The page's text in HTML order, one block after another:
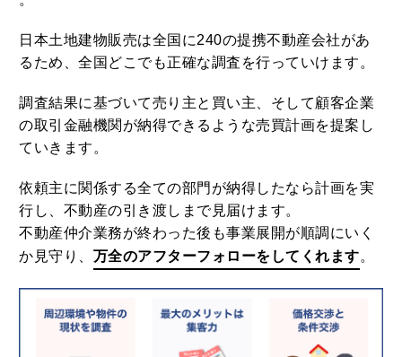
日本土地建物販売は全国に240の提携不動産会社があ
るため、全国どこでも正確な調査を行っていけます。
調査結果に基づいて売り主と買い主、そして顧客企業
の取引金融機関が納得できるような売買計画を提案し
ていきます。
依頼主に関係する全ての部門が納得したなら計画を実
行し、不動産の引き渡しまで見届けます。
不動産仲介業務が終わった後も事業展開が順調にいく
か見守り、 万全のアフターフォローをしてくれます。